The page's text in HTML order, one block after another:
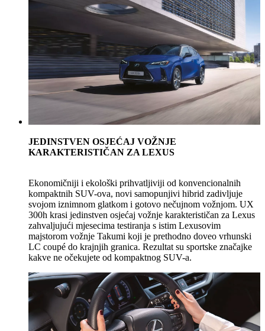
JEDINSTVEN OSJEĆAJ VOŽNJE
KARAKTERISTIČAN ZA LEXUS
Ekonomičniji i ekološki prihvatljiviji od konvencionalnih
kompaktnih SUV-ova, novi samopunjivi hibrid zadivljuje
svojom iznimnom glatkom i gotovo nečujnom vožnjom. UX
300h krasi jedinstven osjećaj vožnje karakterističan za Lexus
zahvaljujući mjesecima testiranja s istim Lexusovim
majstorom vožnje Takumi koji je prethodno doveo vrhunski
LC coupé do krajnjih granica. Rezultat su sportske značajke
kakve ne očekujete od kompaktnog SUV-a.